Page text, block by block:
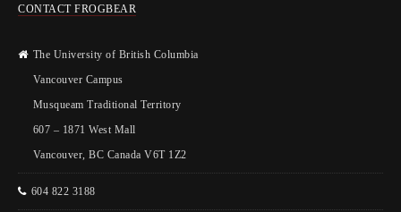
CONTACT FROGBEAR
The University of British Columbia
Vancouver Campus
Musqueam Traditional Territory
607 – 1871 West Mall
Vancouver, BC Canada V6T 1Z2
604 822 3188